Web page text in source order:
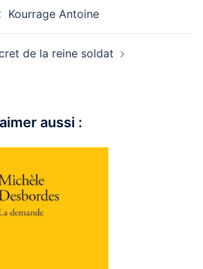
Kourrage Antoine
de la reine soldat
aussi :